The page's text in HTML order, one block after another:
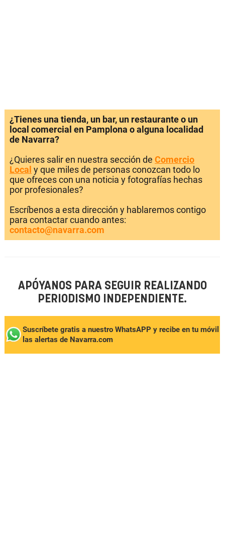
¿Tienes una tienda, un bar, un restaurante o un
local comercial en Pamplona o alguna localidad
de Navarra?
¿Quieres salir en nuestra sección de Comercio
Local y que miles de personas conozcan todo lo
que ofreces con una noticia y fotografías hechas
por profesionales?
Escríbenos a esta dirección y hablaremos contigo
para contactar cuando antes:
contacto@navarra.com
APÓYANOS PARA SEGUIR REALIZANDO
PERIODISMO INDEPENDIENTE.
Suscríbete gratis a nuestro WhatsAPP y recibe en tu móvil
las alertas de Navarra.com